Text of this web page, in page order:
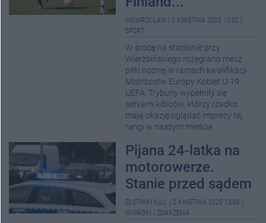
INOWROCŁAW 2 KWIETNIA 2025 13:52
SPORT
W środę na stadionie przy
Wierzbińskiego rozegrano mecz
piłki nożnej w ramach kwalifikacji
Mistrzostw Europy Kobiet U-19
UEFA. Trybuny wypełniły się
setkami kibiców, którzy rzadko
mają okazję oglądać imprezy tej
rangi w naszym mieście.
Pijana 24-latka na
motorowerze.
Stanie przed sądem
ZŁOTNIKI KUJ. 2 KWIETNIA 2025 13:06
WYPADKI I ZDARZENIA